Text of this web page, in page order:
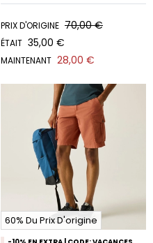
PRIX D'ORIGINE 70,00 €
ÉTAIT 35,00 €
MAINTENANT 28,00 €
60% Du Prix D'origine